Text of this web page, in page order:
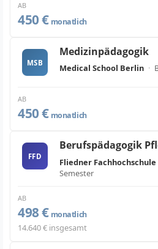
AB
450 € monatlich
MSB
Medizinpädagogik
Medical School Berlin ·
AB
450 € monatlich
FFD
Berufspädagogik
Fliedner
Semester
AB
498 € monatlich
14.640 € insgesamt